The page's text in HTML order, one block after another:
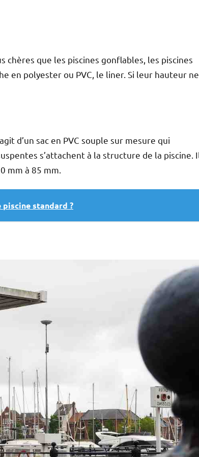
chères que les piscines gonflables, les piscines
en polyester ou PVC, le liner. Si leur hauteur ne
d’un sac en PVC souple sur mesure qui
s’attachent à la structure de la piscine.
mm à 85 mm.
standard ?